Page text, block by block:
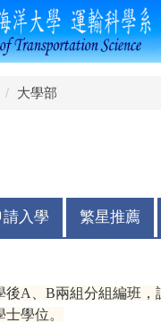
大學部
請入學 繁星推薦
後A、B兩組分組編班，
學位。